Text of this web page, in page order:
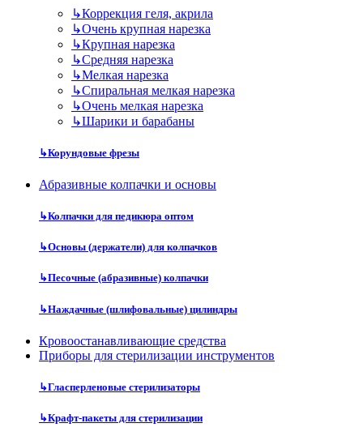
↳Коррекция геля, акрила
↳Очень крупная нарезка
↳Крупная нарезка
↳Средняя нарезка
↳Мелкая нарезка
↳Спиральная мелкая нарезка
↳Очень мелкая нарезка
↳Шарики и барабаны
↳Корундовые фрезы
Абразивные колпачки и основы
↳Колпачки для педикюра оптом
↳Основы (держатели) для колпачков
↳Песочные (абразивные) колпачки
↳Наждачные (шлифовальные) цилиндры
Кровоостанавливающие средства
Приборы для стерилизации инструментов
↳Гласперленовые стерилизаторы
↳Крафт-пакеты для стерилизации